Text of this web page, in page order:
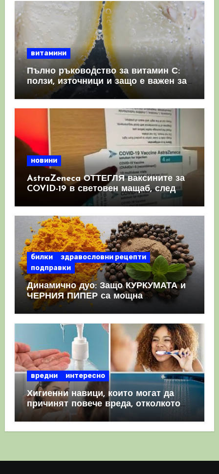
витамини
Пълно ръководство за витамин С:
ползи, източници и защо е важен за
имунната система
новини
AstraZeneca ОТТЕГЛЯ ваксините за
COVID-19 в световен мащаб, след
като призна, че те причиняват
билки
здравословни рецепти
подправки
Динамично дуо: Защо КУРКУМАТА и
ЧЕРНИЯ ПИПЕР са мощна
комбинация
вредни интересно
Хигиенни навици, които могат да
причинят повече вреда, отколкото
полза